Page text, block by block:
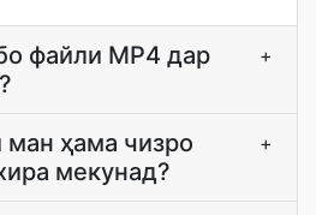
файли MP4 дар
+
ҳама чизро
мекунад?
+